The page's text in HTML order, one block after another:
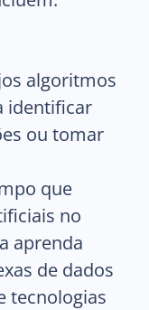
algoritmos
identificar
ou tomar
que
no
aprenda
de dados
tecnologias